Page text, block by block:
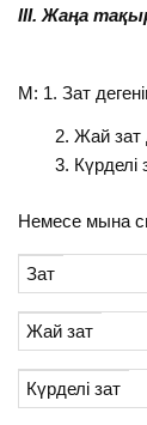
ІІІ. Жаңа
М: 1. Зат
Жай зат
Күрделі
Немесе мына
Зат
Жай зат
Күрделі зат